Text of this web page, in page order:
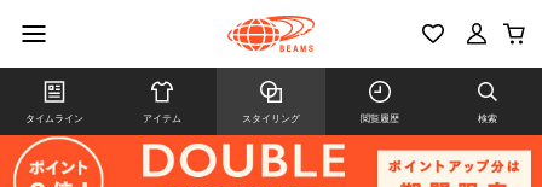
タイムライン アイテム スタイリング 閲覧履歴 検索